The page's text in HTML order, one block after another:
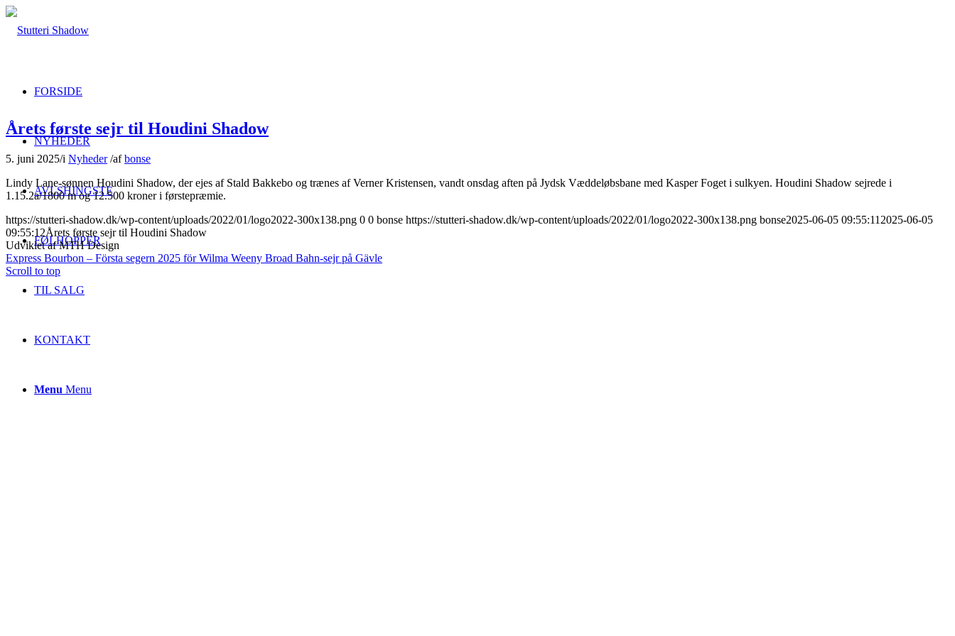
FORSIDE
NYHEDER
AVLSHINGSTE
FØLHOPPER
TIL SALG
KONTAKT
Menu Menu
Årets første sejr til Houdini Shadow
5. juni 2025/i Nyheder /afbonse
Lindy Lane-sønnen Houdini Shadow, der ejes af Stald Bakkebo og trænes af Verner Kristensen, vandt onsdag aften på Jydsk Væddeløbsbane med Kasper Foget i sulkyen. Houdini Shadow sejrede i
1.15.2a/1800 m og 12.500 kroner i førstepræmie.
https://stutteri-shadow.dk/wp-content/uploads/2022/01/logo2022-300x138.png 0 0 bonse https://stutteri-shadow.dk/wp-content/uploads/2022/01/logo2022-300x138.png bonse2025-06-05 09:55:11 2025-06-05
09:55:12Årets første sejr til Houdini Shadow
Udviklet af MTH Design
Express Bourbon – Första segern 2025 för Wilma Weeny Broad Bahn-sejr på Gävle
Scroll to top